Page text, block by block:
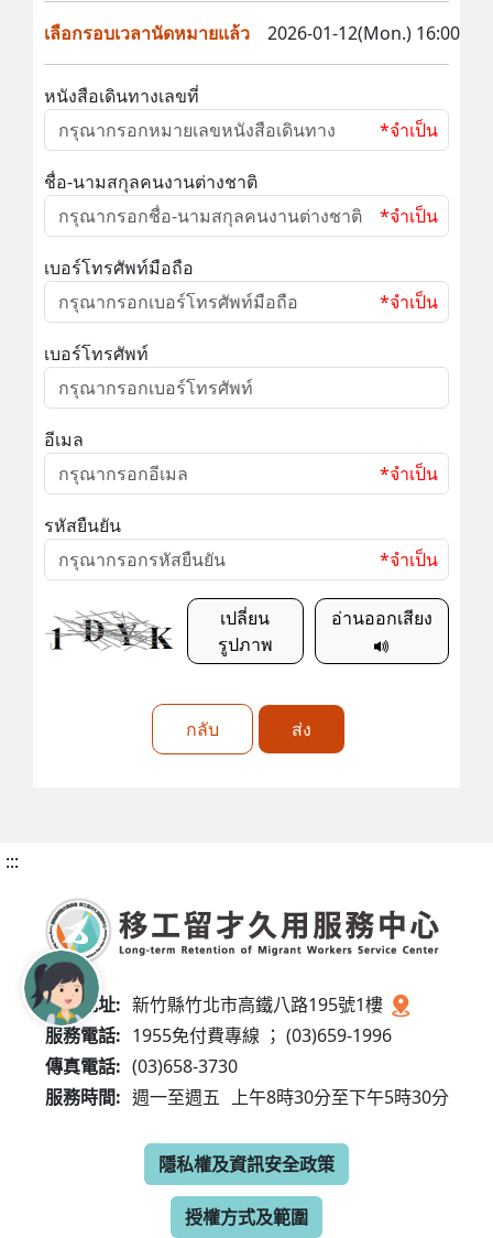
เลือกรอบเวลานัดหมายแล้ว 2026-01-12(Mon.) 16:00
หนังสือเดินทางเลขที่
*จำเป็น
ชื่อ-นามสกุลคนงานต่างชาติ
*จำเป็น
เบอร์โทรศัพท์มือถือ
*จำเป็น
เบอร์โทรศัพท์
อีเมล
*จำเป็น
รหัสยืนยัน
*จำเป็น
เปลี่ยน
รูปภาพ
อ่านออกเสียง
กลับ ส่ง
:::
服務地址: 新竹縣竹北市高鐵八路195號1樓
服務電話: 1955免付費專線 ； (03)659-1996
傳真電話: (03)658-3730
服務時間: 週一至週五 上午8時30分至下午5時30分
隱私權及資訊安全政策
授權方式及範圍